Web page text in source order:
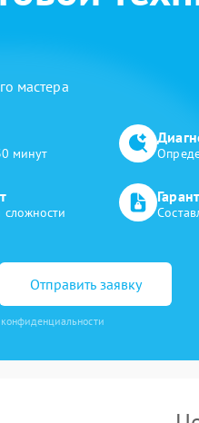
мастера
минут
Отправить заявку